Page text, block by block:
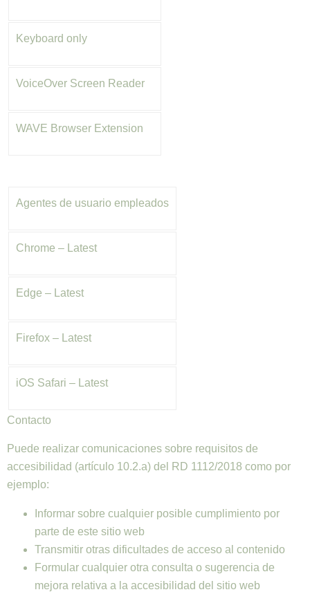
Keyboard only
VoiceOver Screen Reader
WAVE Browser Extension
Agentes de usuario empleados
Chrome – Latest
Edge – Latest
Firefox – Latest
iOS Safari – Latest
Contacto
Puede realizar comunicaciones sobre requisitos de
accesibilidad (artículo 10.2.a) del RD 1112/2018 como por
ejemplo:
Informar sobre cualquier posible cumplimiento por
parte de este sitio web
Transmitir otras dificultades de acceso al contenido
Formular cualquier otra consulta o sugerencia de
mejora relativa a la accesibilidad del sitio web